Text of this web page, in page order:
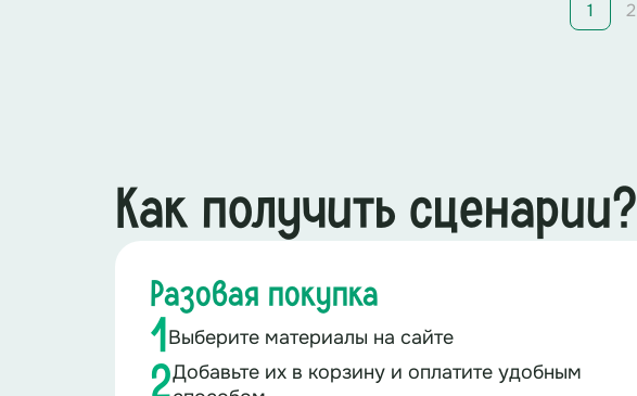
1 2
Как получить сценарии?
Разовая покупка
1Выберите материалы на сайте
2Добавьте их в корзину и оплатите удобным